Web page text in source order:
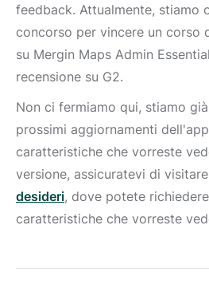
feedback. Attualmente, stiamo
concorso per vincere un corso
su Mergin Maps Admin
recensione su G2.
Non ci fermiamo qui, stiamo
prossimi aggiornamenti
caratteristiche che vorreste
versione, assicuratevi di
desideri, dove potete
caratteristiche che vorreste